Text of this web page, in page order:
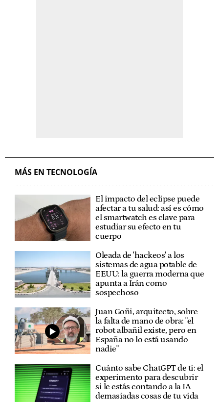
MÁS EN TECNOLOGÍA
El impacto del eclipse puede
afectar a tu salud: así es cómo
el smartwatch es clave para
estudiar su efecto en tu
cuerpo
Oleada de 'hackeos' a los
sistemas de agua potable de
EEUU: la guerra moderna que
apunta a Irán como
sospechoso
Juan Goñi, arquitecto, sobre
la falta de mano de obra: "el
robot albañil existe, pero en
España no lo está usando
nadie"
Cuánto sabe ChatGPT de ti: el
experimento para descubrir
si le estás contando a la IA
demasiadas cosas de tu vida